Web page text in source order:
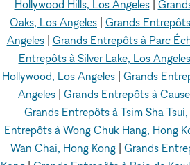
Hollywood Hills, Los Angeles|
Oaks, Los Angeles Grands
Angeles| Grands Entrepôts à Parc
Entrepôts à Silver Lake, Los Angeles
Hollywood, Los Angeles| Grands
Angeles| Grands Entrepôts à
Grands Entrepôts à Tsim Sha
Entrepôts à Wong Chuk Hang, Hong
Wan Chai, Hong Kong Grands